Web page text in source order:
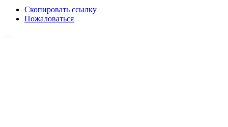
Скопировать ссылку
Пожаловаться
—